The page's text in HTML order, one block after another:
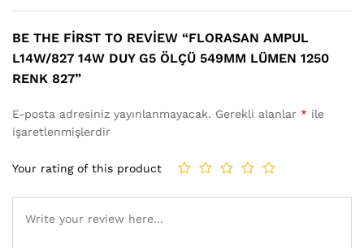
BE THE FIRST TO REVIEW “FLORASAN AMPUL
L14W/827 14W DUY G5 ÖLÇÜ 549MM LÜMEN 1250
RENK 827”
E-posta adresiniz yayınlanmayacak. Gerekli alanlar * ile
işaretlenmişlerdir
Your rating of this product